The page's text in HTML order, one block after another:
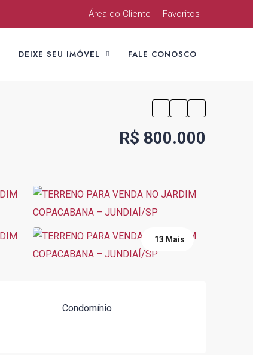
Área do Cliente Favoritos
DEIXE SEU IMÓVEL FALE CONOSCO
R$ 800.000
13 Mais
Condomínio